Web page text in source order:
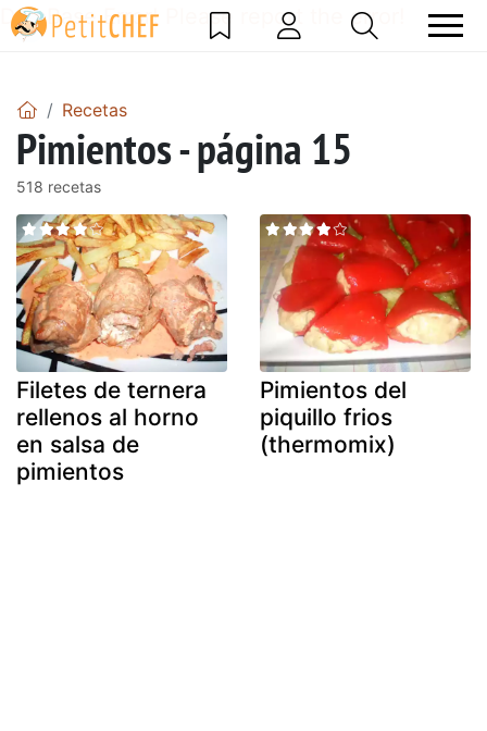
DataBase Error! Please report the error!
Recetas
Pimientos - página 15
518 recetas
Filetes de ternera
rellenos al horno
en salsa de
pimientos
Pimientos del
piquillo frios
(thermomix)